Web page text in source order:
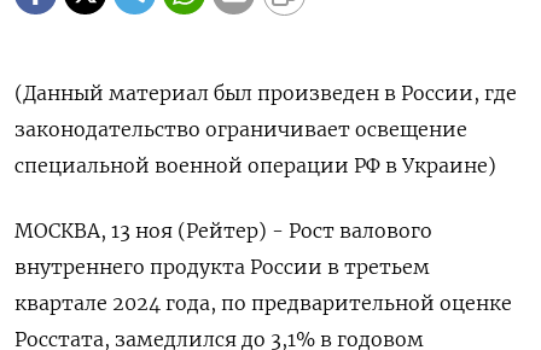
(Данный материал был произведен в России, где
законодательство ограничивает освещение
специальной военной операции РФ в Украине)
МОСКВА, 13 ноя (Рейтер) - Рост валового
внутреннего продукта России в третьем
квартале 2024 года, по предварительной оценке
Росстата, замедлился до 3,1% в годовом